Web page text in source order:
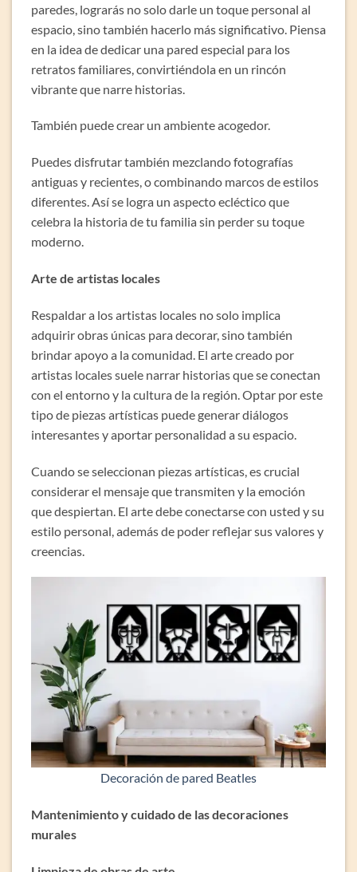
paredes, lograrás no solo darle un toque personal al
espacio, sino también hacerlo más significativo. Piensa
en la idea de dedicar una pared especial para los
retratos familiares, convirtiéndola en un rincón
vibrante que narre historias.
También puede crear un ambiente acogedor.
Puedes disfrutar también mezclando fotografías
antiguas y recientes, o combinando marcos de estilos
diferentes. Así se logra un aspecto ecléctico que
celebra la historia de tu familia sin perder su toque
moderno.
Arte de artistas locales
Respaldar a los artistas locales no solo implica
adquirir obras únicas para decorar, sino también
brindar apoyo a la comunidad. El arte creado por
artistas locales suele narrar historias que se conectan
con el entorno y la cultura de la región. Optar por este
tipo de piezas artísticas puede generar diálogos
interesantes y aportar personalidad a su espacio.
Cuando se seleccionan piezas artísticas, es crucial
considerar el mensaje que transmiten y la emoción
que despiertan. El arte debe conectarse con usted y su
estilo personal, además de poder reflejar sus valores y
creencias.
Decoración de pared Beatles
Mantenimiento y cuidado de las decoraciones
murales